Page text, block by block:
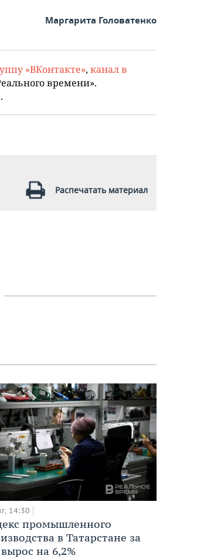
Маргарита Головатенко
«ВКонтакте», канал в
времени».
.
Распечатать материал
14:30
промышленного
в Татарстане за
на 6,2%